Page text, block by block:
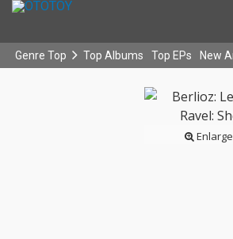
Genre Top Top Albums Top EPs New